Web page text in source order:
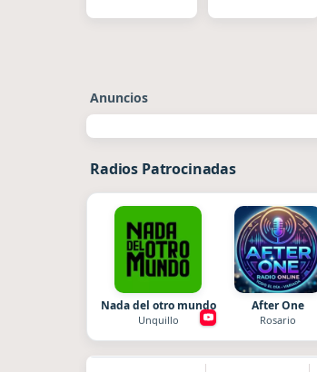
Anuncios
Radios Patrocinadas
Nada del otro mundo
Unquillo
After One
Rosario